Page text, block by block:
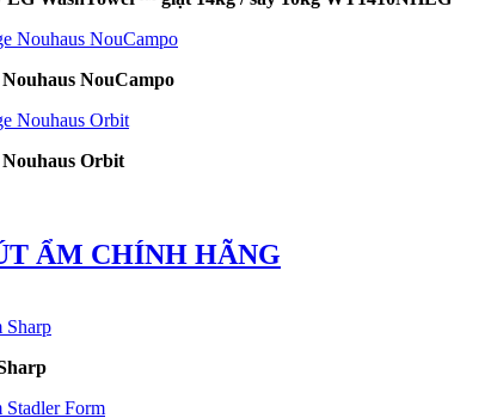
Nouhaus NouCampo
Nouhaus Orbit
ẨM CHÍNH HÃNG